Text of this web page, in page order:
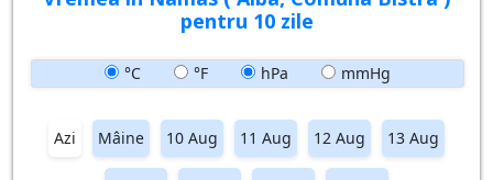
pentru 10 zile
°C °F hPa mmHg
Azi Mâine 10 Aug 11 Aug 12 Aug 13 Aug